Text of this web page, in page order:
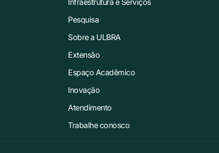
Pesquisa
Sobre a ULBRA
Extensão
Espaço Acadêmico
Inovação
Atendimento
Trabalhe conosco